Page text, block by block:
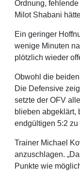
Ordnung,
Milot Shabani
Ein geringer
wenige Minuten
plötzlich wieder
Obwohl die
Die Defensive
setzte der OFV
blieben abgeklärt,
endgültigen 5:2 zu
Trainer Michael
anzuschlagen.
Punkte wie